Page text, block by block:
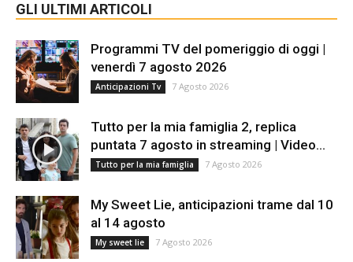
GLI ULTIMI ARTICOLI
Programmi TV del pomeriggio di oggi |
venerdì 7 agosto 2026
Anticipazioni Tv 7 Agosto 2026
Tutto per la mia famiglia 2, replica
puntata 7 agosto in streaming | Video...
Tutto per la mia famiglia 7 Agosto 2026
My Sweet Lie, anticipazioni trame dal 10
al 14 agosto
My sweet lie 7 Agosto 2026